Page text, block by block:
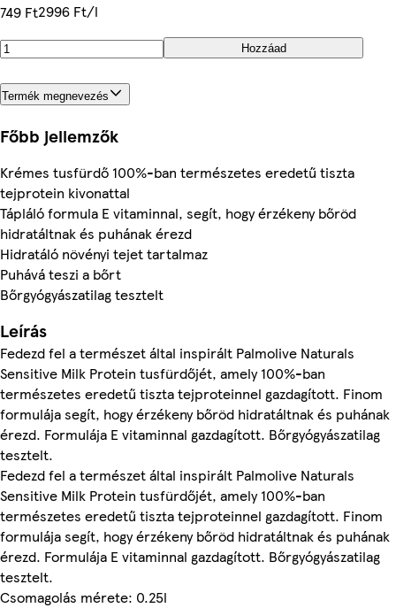
749 Ft2996 Ft/l
Hozzáad
Termék megnevezés
Főbb jellemzők
Krémes tusfürdő 100%-ban természetes eredetű tiszta
tejprotein kivonattal
Tápláló formula E vitaminnal, segít, hogy érzékeny bőröd
hidratáltnak és puhának érezd
Hidratáló növényi tejet tartalmaz
Puhává teszi a bőrt
Bőrgyógyászatilag tesztelt
Leírás
Fedezd fel a természet által inspirált Palmolive Naturals
Sensitive Milk Protein tusfürdőjét, amely 100%-ban
természetes eredetű tiszta tejproteinnel gazdagított. Finom
formulája segít, hogy érzékeny bőröd hidratáltnak és puhának
érezd. Formulája E vitaminnal gazdagított. Bőrgyógyászatilag
tesztelt.
Fedezd fel a természet által inspirált Palmolive Naturals
Sensitive Milk Protein tusfürdőjét, amely 100%-ban
természetes eredetű tiszta tejproteinnel gazdagított. Finom
formulája segít, hogy érzékeny bőröd hidratáltnak és puhának
érezd. Formulája E vitaminnal gazdagított. Bőrgyógyászatilag
tesztelt.
Csomagolás mérete: 0.25l